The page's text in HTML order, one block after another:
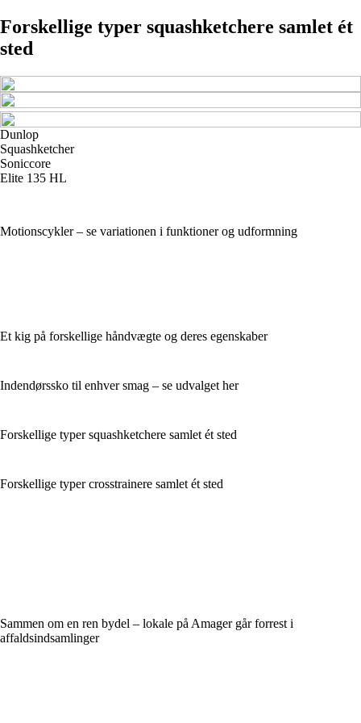
Forskellige typer squashketchere samlet ét
sted
Dunlop
Squashketcher
Soniccore
Elite 135 HL
Motionscykler – se variationen i funktioner og udformning
Et kig på forskellige håndvægte og deres egenskaber
Indendørssko til enhver smag – se udvalget her
Forskellige typer squashketchere samlet ét sted
Forskellige typer crosstrainere samlet ét sted
Sammen om en ren bydel – lokale på Amager går forrest i
affaldsindsamlinger